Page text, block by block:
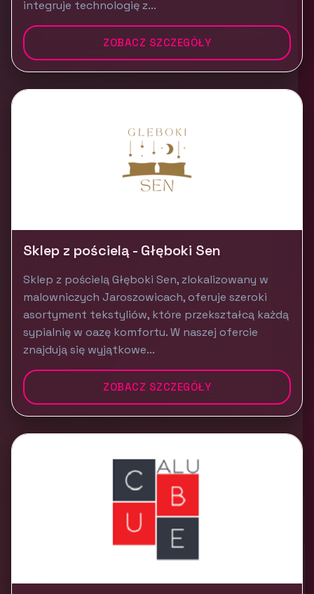
integruje technologię z...
ZOBACZ SZCZEGÓŁY
Sklep z pościelą - Głęboki Sen
Sklep z pościelą Głęboki Sen, zlokalizowany w
malowniczych Jaroszowicach, oferuje szeroki
asortyment tekstyliów, które przekształcą każdą
sypialnię w oazę komfortu. W naszej ofercie
znajdują się wyjątkowe...
ZOBACZ SZCZEGÓŁY